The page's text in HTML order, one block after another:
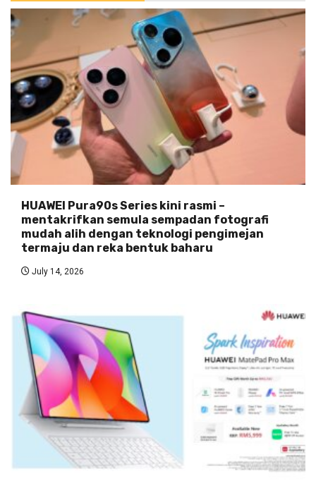
HUAWEI Pura90s Series kini rasmi –
mentakrifkan semula sempadan fotografi
mudah alih dengan teknologi pengimejan
termaju dan reka bentuk baharu
July 14, 2026